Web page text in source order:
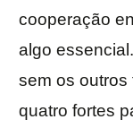
cooperação
algo
sem os outros
quatro fortes